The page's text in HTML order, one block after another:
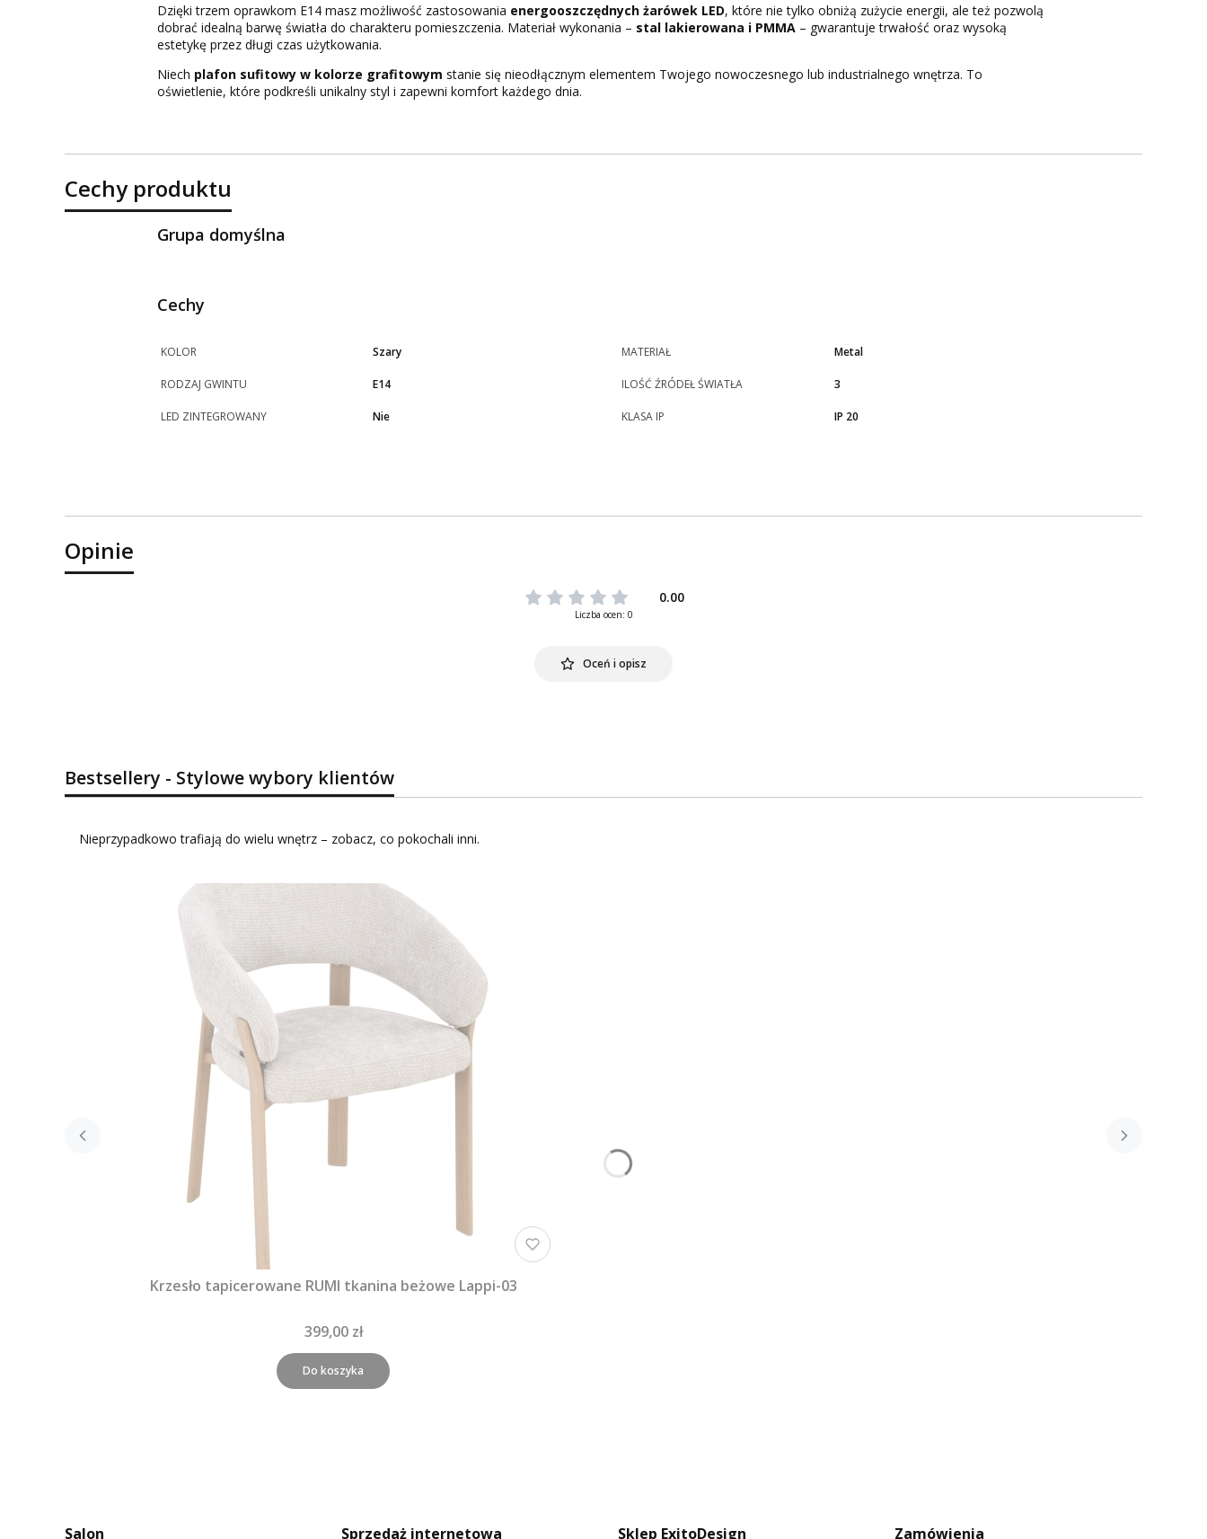
Dzięki trzem oprawkom E14 masz możliwość zastosowania energooszczędnych żarówek LED, które nie tylko obniżą zużycie energii, ale też pozwolą
dobrać idealną barwę światła do charakteru pomieszczenia. Materiał wykonania – stal lakierowana i PMMA– gwarantuje trwałość oraz wysoką
estetykę przez długi czas użytkowania.
Niech plafon sufitowy w kolorze grafitowym stanie się nieodłącznym elementem Twojego nowoczesnego lub industrialnego wnętrza. To
oświetlenie, które podkreśli unikalny styl i zapewni komfort każdego dnia.
Cechy produktu
Grupa domyślna
Cechy
KOLOR Szary MATERIAŁ Metal
RODZAJ GWINTU E14 ILOŚĆ ŹRÓDEŁ ŚWIATŁA 3
LED ZINTEGROWANY Nie KLASA IP IP 20
Opinie
0.00
Liczba ocen: 0
Oceń i opisz
Bestsellery - Stylowe wybory klientów
Nieprzypadkowo trafiają do wielu wnętrz – zobacz, co pokochali inni.
Krzesło tapicerowane RUMI tkanina beżowe Lappi-03
399,00 zł
Do koszyka
Salon Sprzedaż internetowa Sklep ExitoDesign Zamówienia